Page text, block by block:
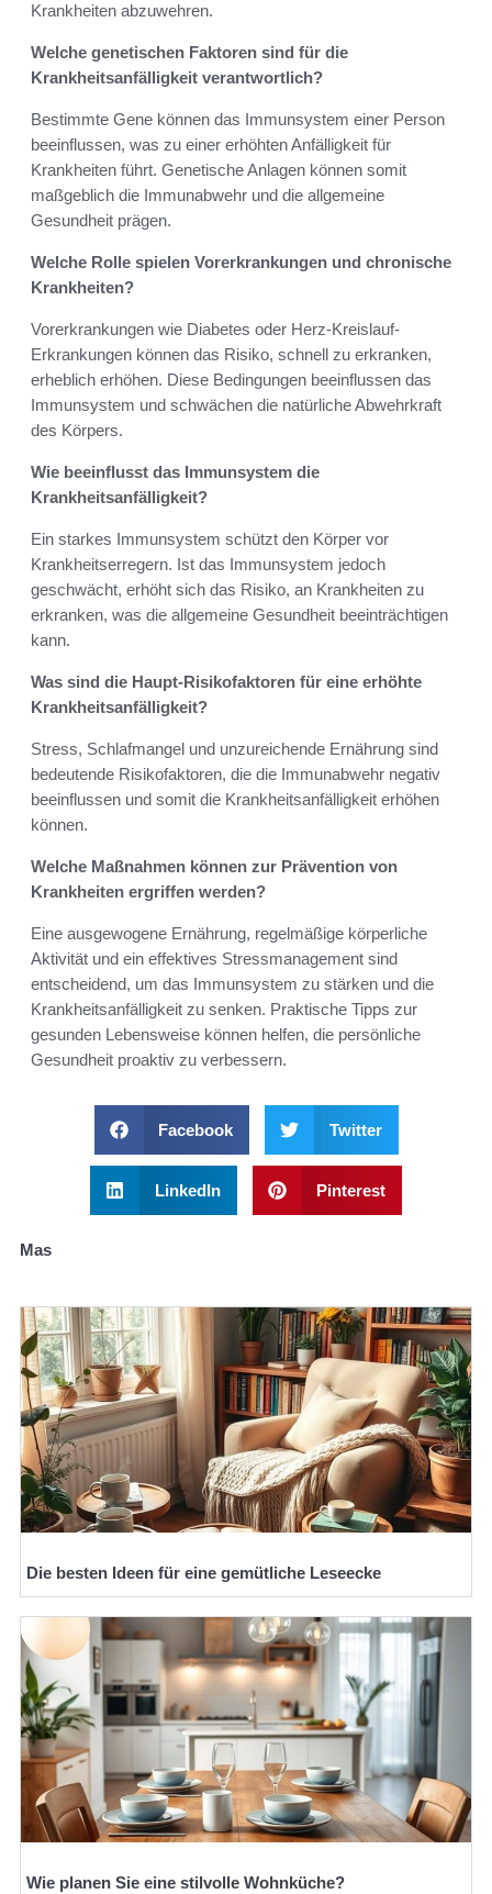
Krankheiten abzuwehren.
Welche genetischen Faktoren sind für die
Krankheitsanfälligkeit verantwortlich?
Bestimmte Gene können das Immunsystem einer Person
beeinflussen, was zu einer erhöhten Anfälligkeit für
Krankheiten führt. Genetische Anlagen können somit
maßgeblich die Immunabwehr und die allgemeine
Gesundheit prägen.
Welche Rolle spielen Vorerkrankungen und chronische
Krankheiten?
Vorerkrankungen wie Diabetes oder Herz-Kreislauf-
Erkrankungen können das Risiko, schnell zu erkranken,
erheblich erhöhen. Diese Bedingungen beeinflussen das
Immunsystem und schwächen die natürliche Abwehrkraft
des Körpers.
Wie beeinflusst das Immunsystem die
Krankheitsanfälligkeit?
Ein starkes Immunsystem schützt den Körper vor
Krankheitserregern. Ist das Immunsystem jedoch
geschwächt, erhöht sich das Risiko, an Krankheiten zu
erkranken, was die allgemeine Gesundheit beeinträchtigen
kann.
Was sind die Haupt-Risikofaktoren für eine erhöhte
Krankheitsanfälligkeit?
Stress, Schlafmangel und unzureichende Ernährung sind
bedeutende Risikofaktoren, die die Immunabwehr negativ
beeinflussen und somit die Krankheitsanfälligkeit erhöhen
können.
Welche Maßnahmen können zur Prävention von
Krankheiten ergriffen werden?
Eine ausgewogene Ernährung, regelmäßige körperliche
Aktivität und ein effektives Stressmanagement sind
entscheidend, um das Immunsystem zu stärken und die
Krankheitsanfälligkeit zu senken. Praktische Tipps zur
gesunden Lebensweise können helfen, die persönliche
Gesundheit proaktiv zu verbessern.
Facebook Twitter
LinkedIn Pinterest
Mas
Die besten Ideen für eine gemütliche Leseecke
Wie planen Sie eine stilvolle Wohnküche?